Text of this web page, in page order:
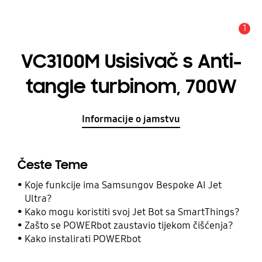
1
VC3100M Usisivač s Anti-
tangle turbinom, 700W
Informacije o jamstvu
Česte Teme
Koje funkcije ima Samsungov Bespoke AI Jet
Ultra?
Kako mogu koristiti svoj Jet Bot sa SmartThings?
Zašto se POWERbot zaustavio tijekom čišćenja?
Kako instalirati POWERbot